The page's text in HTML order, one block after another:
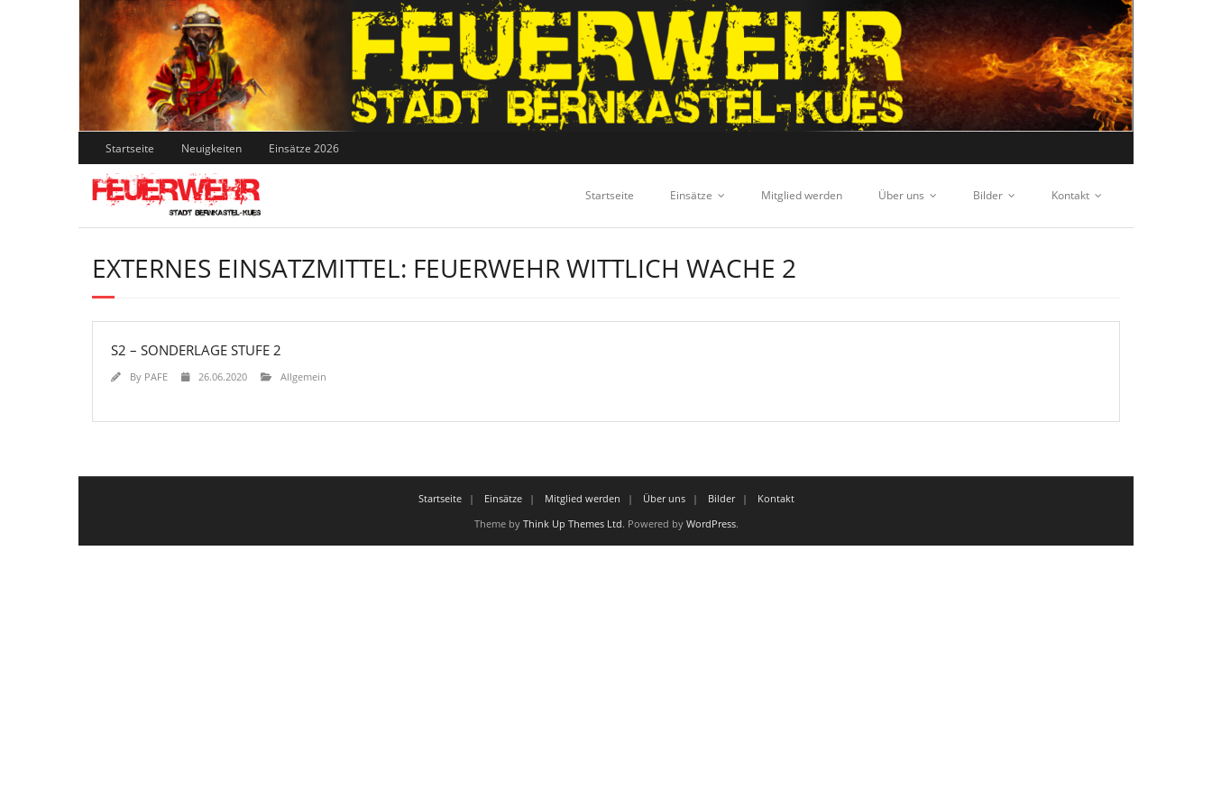
Skip
to
content
Startseite Neuigkeiten Einsätze 2026
Startseite Einsätze Mitglied werden Über uns Bilder Kontakt
EXTERNES EINSATZMITTEL: FEUERWEHR WITTLICH WACHE 2
S2 – SONDERLAGE STUFE 2
By PAFE 26.06.2020 Allgemein
Startseite Einsätze Mitglied werden Über uns Bilder
Kontakt
Theme by Think Up Themes Ltd. Powered by WordPress.